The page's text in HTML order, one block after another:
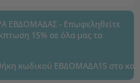
ΕΒΔΟΜΑΔΑΣ - Επωφεληθείτε
15% σε όλα μας τα
κωδικού ΕΒΔΟΜΑΔΑ15 στο